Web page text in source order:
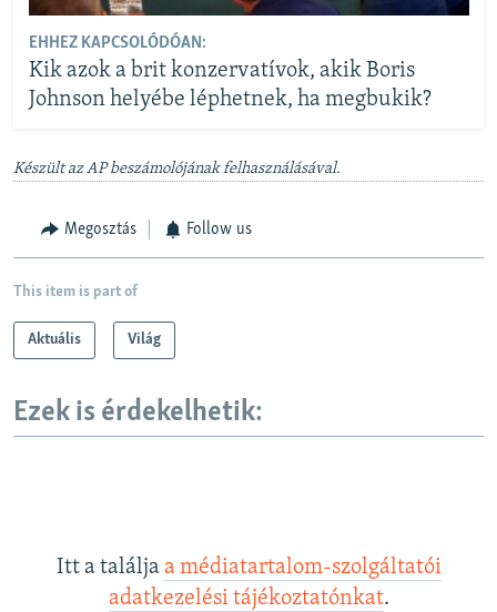
EHHEZ KAPCSOLÓDÓAN:
Kik azok a brit konzervatívok, akik Boris
Johnson helyébe léphetnek, ha megbukik?
Készült az AP beszámolójának felhasználásával.
Megosztás Follow us
This item is part of
Aktuális Világ
Ezek is érdekelhetik:
Itt a találja a médiatartalom-szolgáltatói
adatkezelési tájékoztatónkat.